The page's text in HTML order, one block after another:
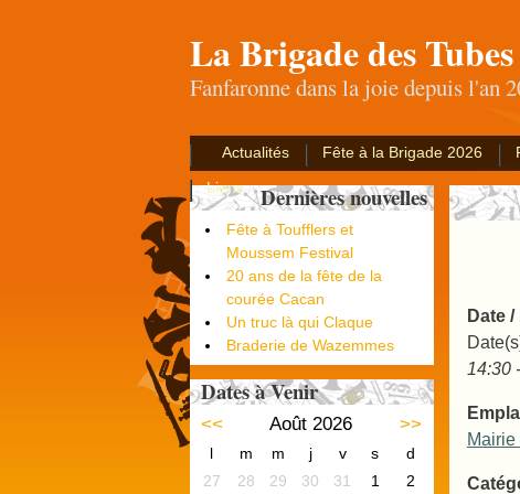
La Brigade des Tubes
Fanfaronne dans la joie depuis l'an
Actualités Fête à la Brigade 2026
Liens
Date
14:30
Mairie
Dernières nouvelles
Fête à Toufflers et
Moussem Festival
20 ans de la fête de la
courée Cacan
Un truc là qui Claque
Braderie de Wazemmes
Dates à Venir
<< Août 2026 >>
l m m j v s
d
27
28 29 30 31 1 2